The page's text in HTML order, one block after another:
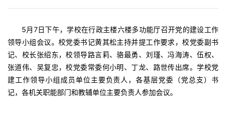
5月7日下午，学校在行政主楼六楼多功能厅召开党的建设工作
领导小组会议。校党委书记黄其松主持并提工作要求，校党委副书
记、校长张绍东，校领导路言莉、骆最勇、刘瑾、冯海涛、伍权、
张道伟、吴复忠，校党委常委何小明、丁龙、路世传出席。学校党
建工作领导小组成员单位主要负责人，各基层党委（党总支）书
记，各机关职能部门和教辅单位主要负责人参加会议。